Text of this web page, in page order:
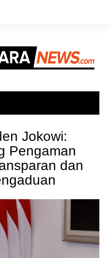
Jokowi:
Pengaman
dan